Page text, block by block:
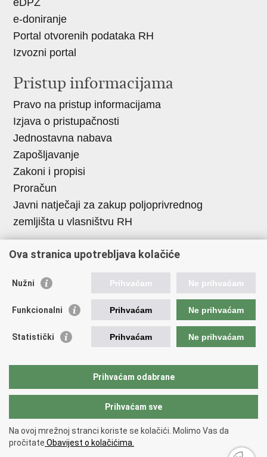
eDPZ
e-doniranje
Portal otvorenih podataka RH
Izvozni portal
Pristup informacijama
Pravo na pristup informacijama
Izjava o pristupačnosti
Jednostavna nabava
Zapošljavanje
Zakoni i propisi
Proračun
Javni natječaji za zakup poljoprivrednog
zemljišta u vlasništvu RH
Važne poveznice
Hrvatska agencija za poljoprivredu i hranu
Agencija za plaćanja u poljoprivredi, ribarstvu i
Državna ergela Đakovo i Lipik
Pučka pravobraniteljica
Povratak na vrh
Copyright © 2026 Ministarstvo poljoprivrede, šumarstva i
ribarstva.Uvjeti korištenja.
Ova stranica upotrebljava kolačiće
Nužni Prihvaćam Ne prihvaćam
Funkcionalni Prihvaćam Ne prihvaćam
Statistički Prihvaćam Ne prihvaćam
Prihvaćam odabrane
Prihvaćam sve
Na ovoj mrežnoj stranci koriste se kolačići. Molimo Vas da
pročitate Obavijest o kolačićima.